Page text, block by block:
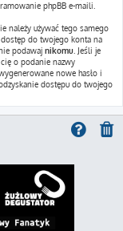
phpBB e-maili.
należy używać tego samego
do twojego konta na
podawaj nikomu . Jeśli je
o podanie nazwy
nowe hasło i
dostępu do twojego